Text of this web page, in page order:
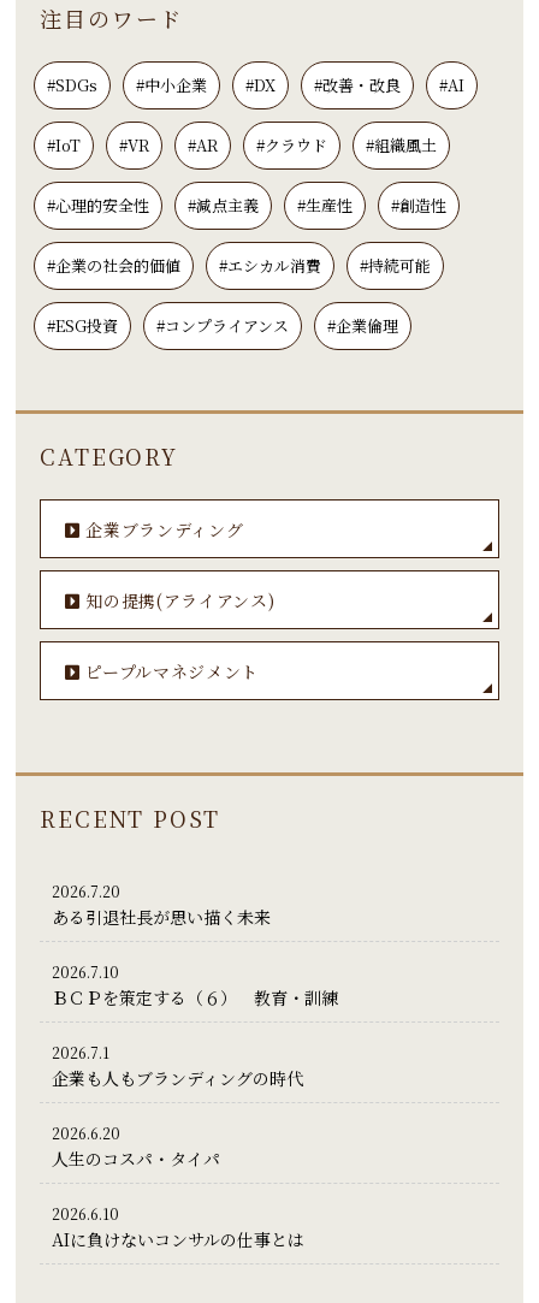
注目のワード
#SDGs #中小企業 #DX #改善・改良 #AI
#IoT #VR #AR #クラウド #組織風土
#心理的安全性 #減点主義 #生産性 #創造性
#企業の社会的価値 #エシカル消費 #持続可能
#ESG投資 #コンプライアンス #企業倫理
CATEGORY
企業ブランディング
知の提携(アライアンス)
ピープルマネジメント
RECENT POST
2026.7.20
ある引退社長が思い描く未来
2026.7.10
ＢＣＰを策定する（６） 教育・訓練
2026.7.1
企業も人もブランディングの時代
2026.6.20
人生のコスパ・タイパ
2026.6.10
AIに負けないコンサルの仕事とは